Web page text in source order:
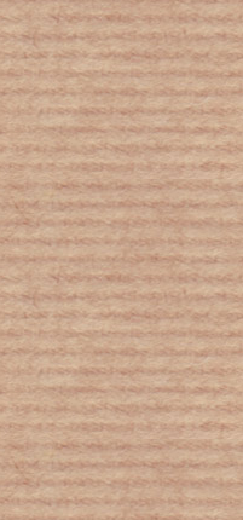
Ένα αγόρι με
τον πλανήτη
«Ο άνθρωπος
χρόνο